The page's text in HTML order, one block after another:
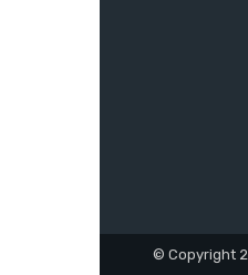
© Copyright